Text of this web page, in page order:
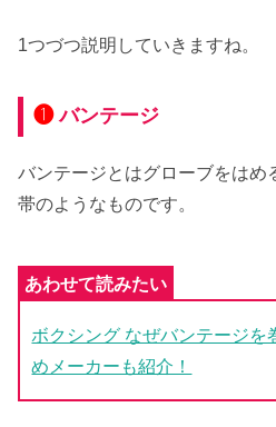
1つづつ説明していきますね。
❶バンテージ
バンテージとはグローブをはめ
帯のようなものです。
ボクシング なぜバンテージを
めメーカーも紹介！